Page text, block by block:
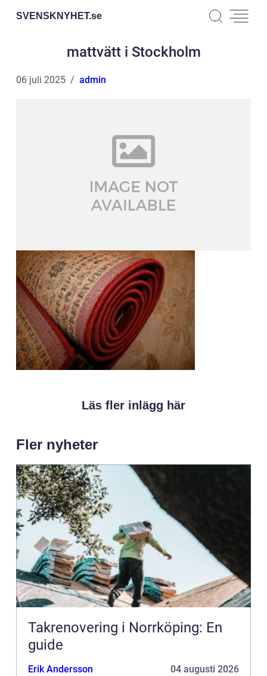
SVENSKNYHET.se
mattvätt i Stockholm
06 juli 2025 admin
Läs fler inlägg här
Fler nyheter
Takrenovering i Norrköping: En
guide
Erik Andersson 04 augusti 2026